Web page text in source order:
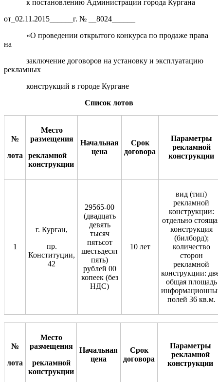
к постановлению Администрации города Кургана
от_02.11.2015______г. № __8024______
«О проведении открытого конкурса по продаже права
на
заключение договоров на установку и эксплуатацию
рекламных
конструкций в городе Кургане
Список лотов
№
лота
Место
размещения
рекламной
конструкции
Начальная
цена
Срок
договора
Параметры
рекламной
конструкции
1
г. Курган,
пр.
Конституции,
42
29565-00
(двадцать
девять
тысяч
пятьсот
шестьдесят
пять)
рублей 00
копеек (без
НДС)
10 лет
вид (тип)
рекламной
конструкции:
отдельно
конструкция
(билборд);
количество
сторон
рекламной
конструкции:
общая площадь
полей 36 кв.м.
№
лота
Место
размещения
рекламной
конструкции
Начальная
цена
Срок
договора
Параметры
рекламной
конструкции